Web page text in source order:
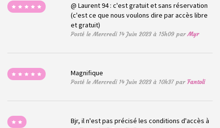
@ Laurent 94 : c'est gratuit et sans réservation
(c'est ce que nous voulons dire par accès libre
et gratuit)
Posté le Mercredi 14 Juin 2023 à 15h09 parMyr
Magnifique
Posté le Mercredi 14 Juin 2023 à 10h37 parFantoli
Bjr, il n'est pas précisé les conditions d'accès à